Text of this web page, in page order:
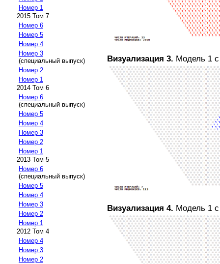
Номер 1
2015 Том 7
Номер 6
Номер 5
Номер 4
Номер 3
(специальный выпуск)
Номер 2
Номер 1
2014 Том 6
Номер 6
(специальный выпуск)
Номер 5
Номер 4
Номер 3
Номер 2
Номер 1
2013 Том 5
Номер 6
(специальный выпуск)
Номер 5
Номер 4
Номер 3
Номер 2
Номер 1
2012 Том 4
Номер 4
Номер 3
Номер 2
Визуализация 3. Модель 1
Визуализация 4. Модель 1 с